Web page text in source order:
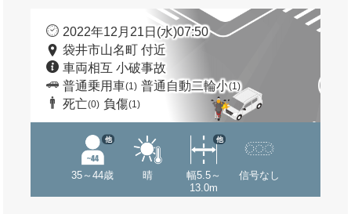
2022年12月21日(水)07:50
袋井市山名町 付近
車両相互 小破事故
普通乗用車(1) 普通自動二輪小(1)
死亡(0) 負傷(1)
35～44歳
他
晴
幅5.5～
13.0m
他
信号なし